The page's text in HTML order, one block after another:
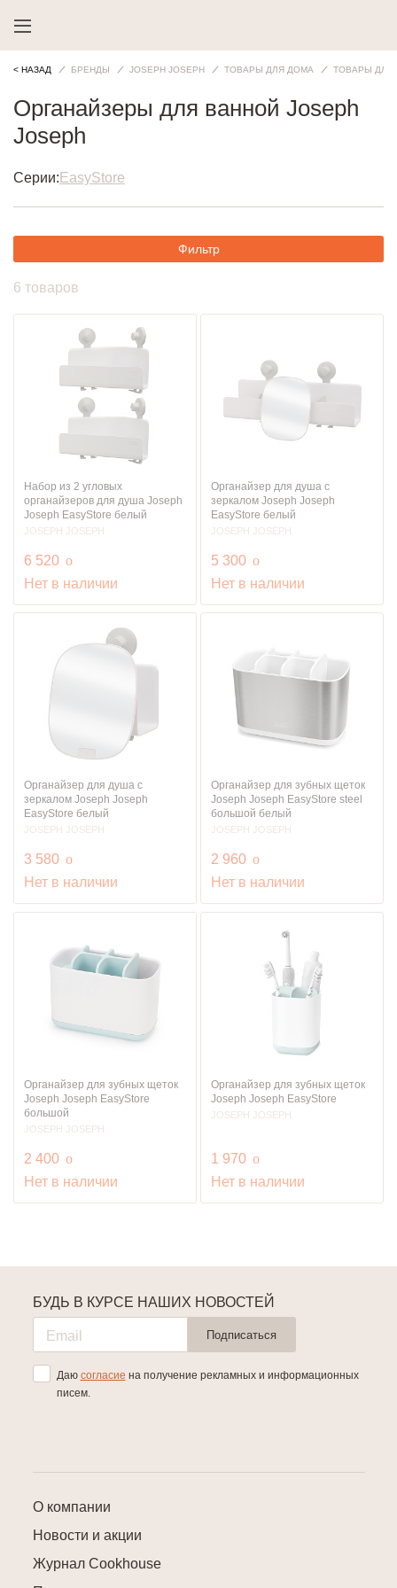
< НАЗАД БРЕНДЫ JOSEPH JOSEPH ТОВАРЫ ДЛЯ ДОМА ТОВАРЫ ДЛЯ
Органайзеры для ванной Joseph
Joseph
Серии: EasyStore
Фильтр
6 товаров
Набор из 2 угловых
органайзеров для душа Joseph
Joseph EasyStore белый
JOSEPH JOSEPH
6 520 руб.
o
Нет в наличии
Органайзер для душа с
зеркалом Joseph Joseph
EasyStore белый
JOSEPH JOSEPH
5 300 руб.
o
Нет в наличии
Органайзер для душа с
зеркалом Joseph Joseph
EasyStore белый
JOSEPH JOSEPH
3 580 руб.
o
Нет в наличии
Органайзер для зубных щеток
Joseph Joseph EasyStore steel
большой белый
JOSEPH JOSEPH
2 960 руб.
o
Нет в наличии
Органайзер для зубных щеток
Joseph Joseph EasyStore
большой
JOSEPH JOSEPH
2 400 руб.
o
Нет в наличии
Органайзер для зубных щеток
Joseph Joseph EasyStore
JOSEPH JOSEPH
1 970 руб.
o
Нет в наличии
О компании
Новости и акции
Журнал Cookhouse
БУДЬ В КУРСЕ НАШИХ НОВОСТЕЙ
Подписаться
Даю согласие на получение рекламных и информационных
писем.